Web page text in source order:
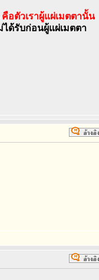
อตัวเราผู้แผ่เมตตานั้น
ด้รับก่อนผู้แผ่เมตตา